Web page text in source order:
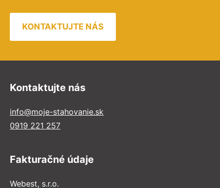
KONTAKTUJTE NÁS
Kontaktujte nás
info@moje-stahovanie.sk
0919 221 257
Fakturačné údaje
Webest, s.r.o.